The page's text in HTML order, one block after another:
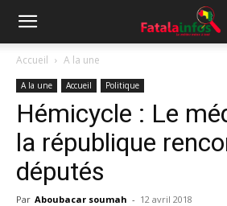
Accueil A la une
A la une Accueil Politique
Hémicycle : Le
la république
députés
Par Aboubacar soumah - 12 avril 2018